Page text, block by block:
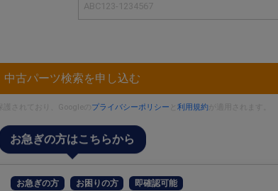
中古パーツ検索を申し込む
されており、Googleの プライバシーポリシー 利用規約 が適用されます。
お急ぎの方はこちらから
お急ぎの方 お困りの方 即確認可能